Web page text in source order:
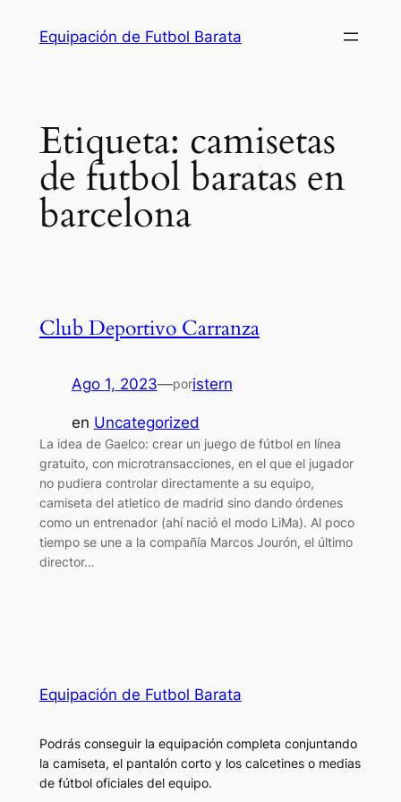
Equipación de Futbol Barata
Etiqueta: camisetas
de futbol baratas en
barcelona
Club Deportivo Carranza
Ago 1, 2023—poristern
en Uncategorized
La idea de Gaelco: crear un juego de fútbol en línea
gratuito, con microtransacciones, en el que el jugador
no pudiera controlar directamente a su equipo,
camiseta del atletico de madrid sino dando órdenes
como un entrenador (ahí nació el modo LiMa). Al poco
tiempo se une a la compañía Marcos Jourón, el último
director…
Equipación de Futbol Barata
Podrás conseguir la equipación completa conjuntando
la camiseta, el pantalón corto y los calcetines o medias
de fútbol oficiales del equipo.